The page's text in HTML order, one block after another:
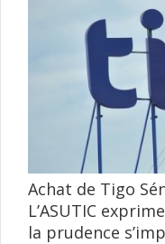
viande impropre à
Un homme de 37 ans a
commissariat de
d'abattage ...
lire plus
Achat de Tigo
L’ASUTIC
la prudence